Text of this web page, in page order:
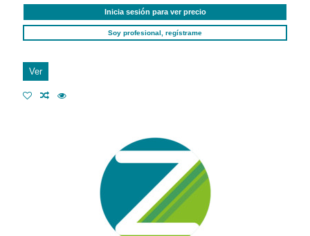
Inicia sesión para ver precio
Soy profesional, regístrame
Ver